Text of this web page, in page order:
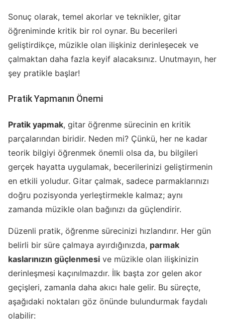
Sonuç olarak, temel akorlar ve teknikler, gitar
öğreniminde kritik bir rol oynar. Bu becerileri
geliştirdikçe, müzikle olan ilişkiniz derinleşecek ve
çalmaktan daha fazla keyif alacaksınız. Unutmayın, her
şey pratikle başlar!
Pratik Yapmanın Önemi
Pratik yapmak, gitar öğrenme sürecinin en kritik
parçalarından biridir. Neden mi? Çünkü, her ne kadar
teorik bilgiyi öğrenmek önemli olsa da, bu bilgileri
gerçek hayatta uygulamak, becerilerinizi geliştirmenin
en etkili yoludur. Gitar çalmak, sadece parmaklarınızı
doğru pozisyonda yerleştirmekle kalmaz; aynı
zamanda müzikle olan bağınızı da güçlendirir.
Düzenli pratik, öğrenme sürecinizi hızlandırır. Her gün
belirli bir süre çalmaya ayırdığınızda, parmak
kaslarınızın güçlenmesi ve müzikle olan ilişkinizin
derinleşmesi kaçınılmazdır. İlk başta zor gelen akor
geçişleri, zamanla daha akıcı hale gelir. Bu süreçte,
aşağıdaki noktaları göz önünde bulundurmak faydalı
olabilir: